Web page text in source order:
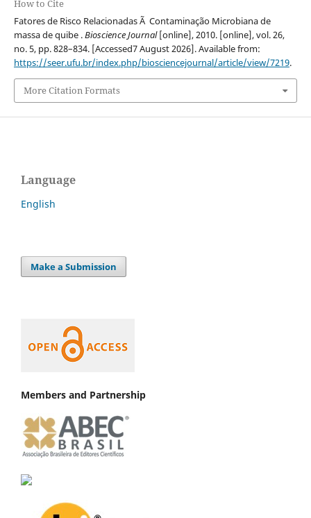
How to Cite
Fatores de Risco Relacionadas Ã Contaminação Microbiana de
massa de quibe .Bioscience Journal[online], 2010. [online], vol. 26,
no. 5, pp. 828–834. [Accessed7 August 2026]. Available from:
https://seer.ufu.br/index.php/biosciencejournal/article/view/7219.
More Citation Formats
Language
English
Make a Submission
Members and Partnership